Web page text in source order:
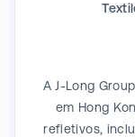
A J-Long
em Hong
refletivos,